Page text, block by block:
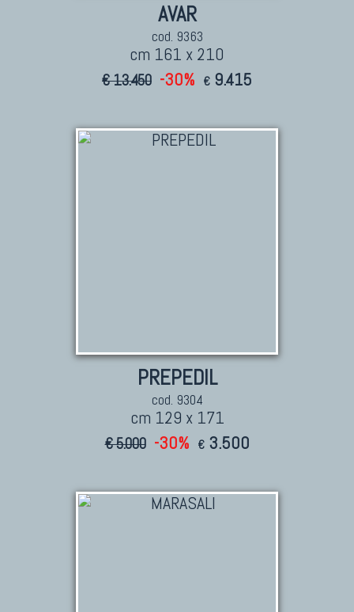
AVAR
cod. 9363
cm 161 x 210
€ 13.450 -30% € 9.415
PREPEDIL
cod. 9304
cm 129 x 171
€ 5.000 -30% € 3.500